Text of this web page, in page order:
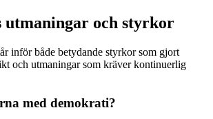
utmaningar och styrkor
inför både betydande styrkor som gjort
och utmaningar som kräver kontinuerlig
med demokrati?